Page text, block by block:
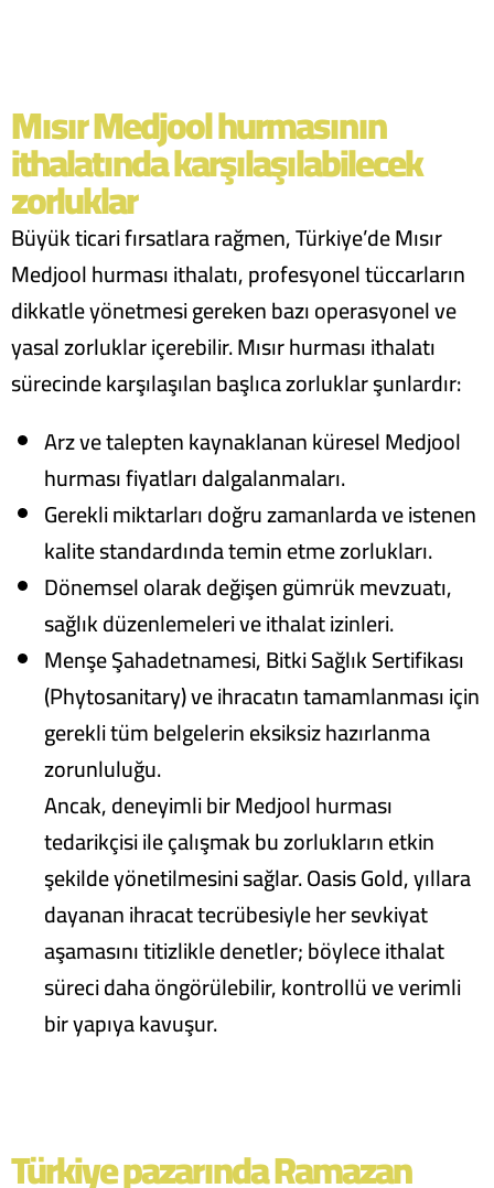
Mısır Medjool hurmasının
ithalatında karşılaşılabilecek
zorluklar
Büyük ticari fırsatlara rağmen, Türkiye’de Mısır
Medjool hurması ithalatı, profesyonel tüccarların
dikkatle yönetmesi gereken bazı operasyonel ve
yasal zorluklar içerebilir. Mısır hurması ithalatı
sürecinde karşılaşılan başlıca zorluklar şunlardır:
Arz ve talepten kaynaklanan küresel Medjool
hurması fiyatları dalgalanmaları.
Gerekli miktarları doğru zamanlarda ve istenen
kalite standardında temin etme zorlukları.
Dönemsel olarak değişen gümrük mevzuatı,
sağlık düzenlemeleri ve ithalat izinleri.
Menşe Şahadetnamesi, Bitki Sağlık Sertifikası
(Phytosanitary) ve ihracatın tamamlanması için
gerekli tüm belgelerin eksiksiz hazırlanma
zorunluluğu.
Ancak, deneyimli bir Medjool hurması
tedarikçisi ile çalışmak bu zorlukların etkin
şekilde yönetilmesini sağlar. Oasis Gold, yıllara
dayanan ihracat tecrübesiyle her sevkiyat
aşamasını titizlikle denetler; böylece ithalat
süreci daha öngörülebilir, kontrollü ve verimli
bir yapıya kavuşur.
Türkiye pazarında Ramazan